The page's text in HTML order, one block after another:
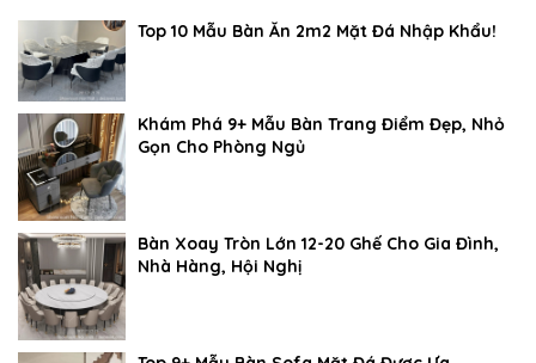
Top 10 Mẫu Bàn Ăn 2m2 Mặt Đá Nhập Khẩu!
Khám Phá 9+ Mẫu Bàn Trang Điểm Đẹp, Nhỏ
Gọn Cho Phòng Ngủ
Bàn Xoay Tròn Lớn 12-20 Ghế Cho Gia Đình,
Nhà Hàng, Hội Nghị